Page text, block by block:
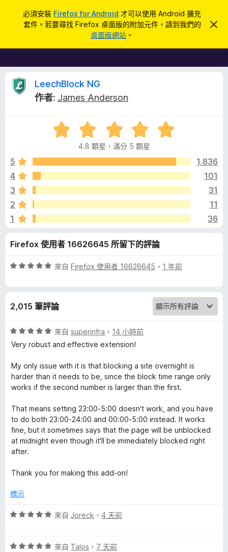
必須安裝 Firefox for Android 才可以使用 Android 擴充
套件。若要尋找 Firefox 桌面版的附加元件，請到我們的
桌面版網站 。
忽
通
F
i
e
x
覽
器
附
加
件
L
c
h
B
o
k
N
G
的
評
論
LeechBlock NG
作者: James Anderson
評
價
.
分
滿
5
4.8 顆星，滿分 5 顆星
5
1,836
4
101
3
31
2
11
1
36
Firefox 使用者 16626645 所留下的評論
評
，
分
5
來自 Firefox 使用者 16626645 ， 1 年前
2,015 筆評論
評
價
分
，
滿
5
分
來自 superinfra ， 14 小時前
Very robust and effective extension!
My only issue with it is that blocking a site overnight is
harder than it needs to be, since the block time range only
works if the second number is larger than the first.
That means setting 23:00-5:00 doesn't work, and you have
to do both 23:00-24:00 and 00:00-5:00 instead. It works
fine, but it sometimes says that the page will be unblocked
at midnight even though it'll be immediately blocked right
after.
Thank you for making this add-on!
標示
評
分
來自 Joreck ， 4 天前
評
來自 Talos ， 7 天前